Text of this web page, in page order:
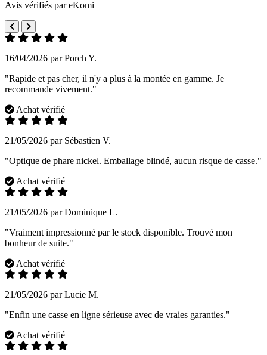
Avis vérifiés par eKomi
16/04/2026 par Porch Y.
"Rapide et pas cher, il n'y a plus à la montée en gamme. Je
recommande vivement."
Achat vérifié
21/05/2026 par Sébastien V.
"Optique de phare nickel. Emballage blindé, aucun risque de casse."
Achat vérifié
21/05/2026 par Dominique L.
"Vraiment impressionné par le stock disponible. Trouvé mon
bonheur de suite."
Achat vérifié
21/05/2026 par Lucie M.
"Enfin une casse en ligne sérieuse avec de vraies garanties."
Achat vérifié